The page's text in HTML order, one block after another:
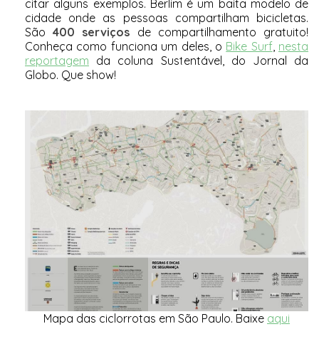
citar alguns exemplos. Berlim é um baita modelo de
cidade onde as pessoas compartilham bicicletas.
São400 serviços de compartilhamento gratuito!
Conheça como funciona um deles, o Bike Surf, nesta
reportagem da coluna Sustentável, do Jornal da
Globo. Que show!
Mapa das ciclorrotas em São Paulo. Baixe aqui